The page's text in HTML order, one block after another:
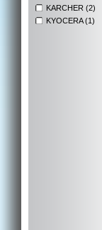
KARCHER (2)
KYOCERA (1)